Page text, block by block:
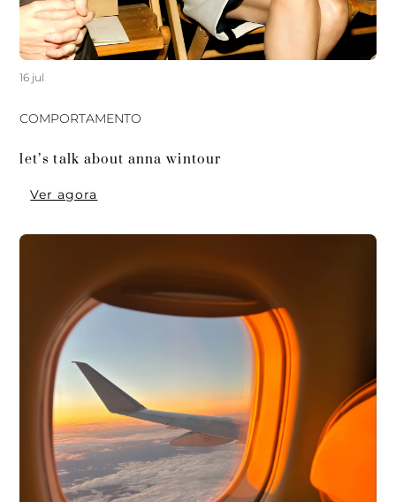
16 jul
COMPORTAMENTO
let’s talk about anna wintour
Ver agora